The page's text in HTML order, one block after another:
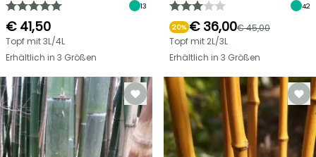
13
€ 41,50
Topf mit 3L/4L
Erhältlich in 3 Größen
42
20% € 36,00€ 45,00
Topf mit 2L/3L
Erhältlich in 3 Größen